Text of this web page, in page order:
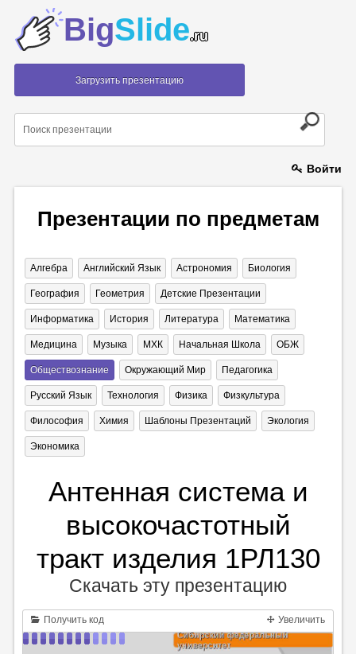
BigSlide.ru
Загрузить презентацию
Войти
Презентации по предметам
Алгебра Английский Язык Астрономия Биология
География Геометрия Детские Презентации
Информатика История Литература Математика
Медицина Музыка МХК Начальная Школа ОБЖ
Обществознание Окружающий Мир Педагогика
Русский Язык Технология Физика Физкультура
Философия Химия Шаблоны Презентаций Экология
Экономика
Антенная система и
высокочастотный
тракт изделия 1РЛ130
Скачать эту презентацию
Получить код Увеличить